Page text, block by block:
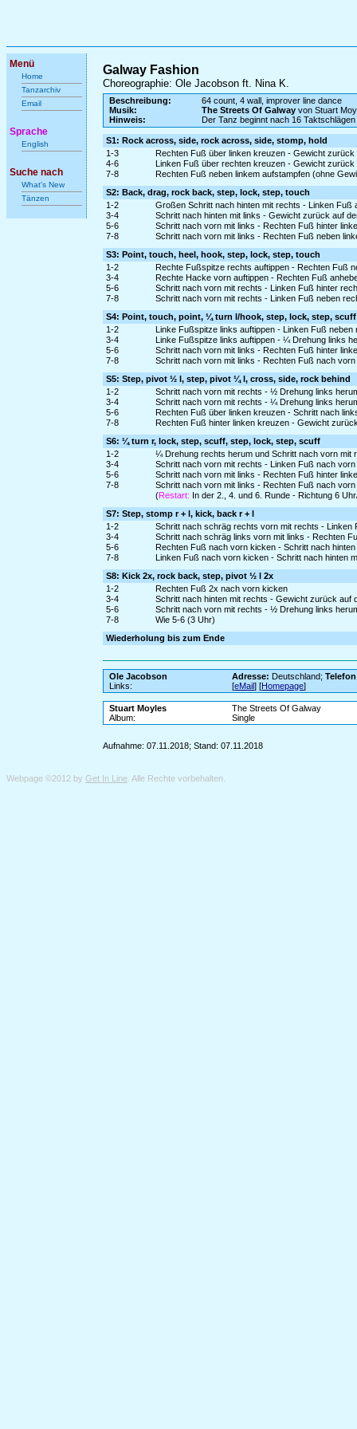
Menü
Home
Tanzarchiv
Email
Sprache
English
Suche nach
What's New
Tänzen
Galway Fashion
Choreographie: Ole Jacobson ft. Nina K.
Beschreibung:
64 count, 4 wall, improver line dance
Musik:
The Streets Of Galwayvon Stuart
Hinweis:
Der Tanz beginnt nach 16 Taktschlägen
S1: Rock across, side, rock across, side, stomp, hold
1-3
Rechten Fuß über linken kreuzen - Gewicht
4-6
Linken Fuß über rechten kreuzen - Gewicht
7-8
Rechten Fuß neben linkem aufstampfen (ohne
S2: Back, drag, rock back, step, lock, step, touch
1-2
Großen Schritt nach hinten mit rechts - Linken Fuß
3-4
Schritt nach hinten mit links - Gewicht zurück auf
5-6
Schritt nach vorn mit links - Rechten Fuß hinter
7-8
Schritt nach vorn mit links - Rechten Fuß neben
S3: Point, touch, heel, hook, step, lock, step, touch
1-2
Rechte Fußspitze rechts auftippen - Rechten Fuß
3-4
Rechte Hacke vorn auftippen - Rechten Fuß
5-6
Schritt nach vorn mit rechts - Linken Fuß hinter
7-8
Schritt nach vorn mit rechts - Linken Fuß neben
S4: Point, touch, point, ¼ turn l/hook, step, lock, step, scuff
1-2
Linke Fußspitze links auftippen - Linken Fuß neben
3-4
Linke Fußspitze links auftippen - ¼ Drehung links
5-6
Schritt nach vorn mit links - Rechten Fuß hinter
7-8
Schritt nach vorn mit links - Rechten Fuß nach
S5: Step, pivot ½ l, step, pivot ¼ l, cross, side, rock behind
1-2
Schritt nach vorn mit rechts - ½ Drehung links
3-4
Schritt nach vorn mit rechts - ¼ Drehung links
5-6
Rechten Fuß über linken kreuzen - Schritt nach
7-8
Rechten Fuß hinter linken kreuzen - Gewicht
S6: ¼ turn r, lock, step, scuff, step, lock, step, scuff
1-2
¼ Drehung rechts herum und Schritt nach vorn
3-4
Schritt nach vorn mit rechts - Linken Fuß nach
5-6
Schritt nach vorn mit links - Rechten Fuß hinter
7-8
Schritt nach vorn mit links - Rechten Fuß nach
(Restart: In der 2., 4. und 6. Runde - Richtung 6
S7: Step, stomp r + l, kick, back r + l
1-2
Schritt nach schräg rechts vorn mit rechts -
3-4
Schritt nach schräg links vorn mit links - Rechten
5-6
Rechten Fuß nach vorn kicken - Schritt nach
7-8
Linken Fuß nach vorn kicken - Schritt nach hinten
S8: Kick 2x, rock back, step, pivot ½ l 2x
1-2
Rechten Fuß 2x nach vorn kicken
3-4
Schritt nach hinten mit rechts - Gewicht zurück auf
5-6
Schritt nach vorn mit rechts - ½ Drehung links
7-8
Wie 5-6 (3 Uhr)
Wiederholung bis zum Ende
Ole Jacobson Adresse: Deutschland;
Links:
[eMail] [Homepage]
Stuart Moyles
The Streets Of Galway
Album:
Single
Aufnahme: 07.11.2018; Stand: 07.11.2018
Webpage ©2012 by Get In Line . Alle Rechte vorbehalten.